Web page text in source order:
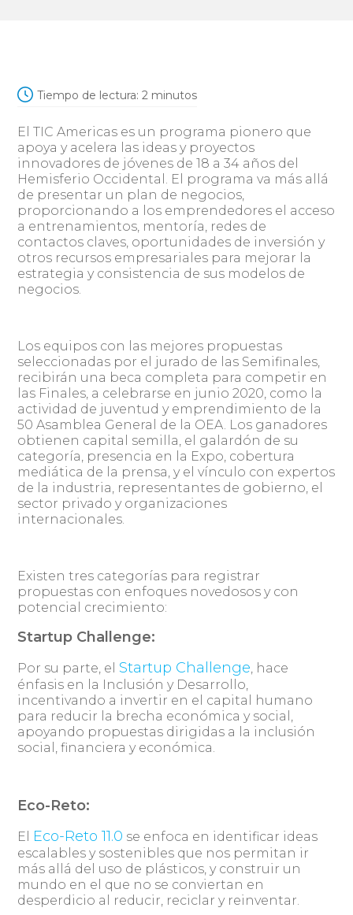
Tiempo de lectura: 2 minutos
El TIC Americas es un programa pionero que
apoya y acelera las ideas y proyectos
innovadores de jóvenes de 18 a 34 años del
Hemisferio Occidental. El programa va más allá
de presentar un plan de negocios,
proporcionando a los emprendedores el acceso
a entrenamientos, mentoría, redes de
contactos claves, oportunidades de inversión y
otros recursos empresariales para mejorar la
estrategia y consistencia de sus modelos de
negocios.
Los equipos con las mejores propuestas
seleccionadas por el jurado de las Semifinales,
recibirán una beca completa para competir en
las Finales, a celebrarse en junio 2020, como la
actividad de juventud y emprendimiento de la
50 Asamblea General de la OEA. Los ganadores
obtienen capital semilla, el galardón de su
categoría, presencia en la Expo, cobertura
mediática de la prensa, y el vínculo con expertos
de la industria, representantes de gobierno, el
sector privado y organizaciones
internacionales.
Existen tres categorías para registrar
propuestas con enfoques novedosos y con
potencial crecimiento:
Startup Challenge:
Por su parte, el Startup Challenge, hace
énfasis en la Inclusión y Desarrollo,
incentivando a invertir en el capital humano
para reducir la brecha económica y social,
apoyando propuestas dirigidas a la inclusión
social, financiera y económica.
Eco-Reto:
El Eco-Reto 11.0 se enfoca en identificar ideas
escalables y sostenibles que nos permitan ir
más allá del uso de plásticos, y construir un
mundo en el que no se conviertan en
desperdicio al reducir, reciclar y reinventar.